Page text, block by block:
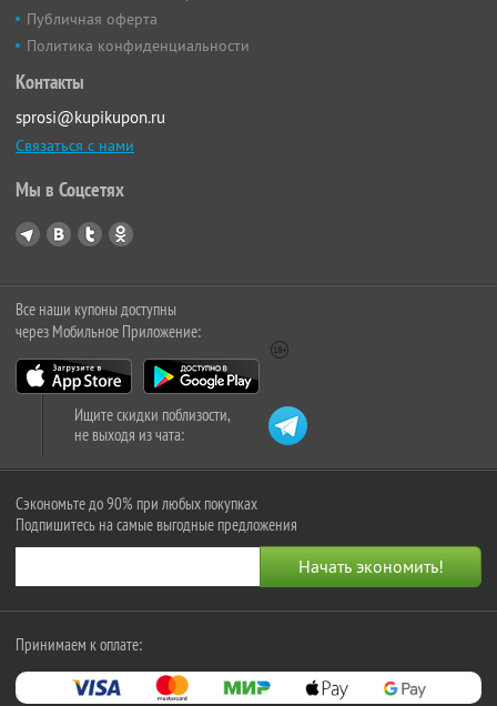
Публичная оферта
Политика конфиденциальности
Контакты
sprosi@kupikupon.ru
Связаться с нами
Мы в Соцсетях
Все наши купоны доступны
через Мобильное Приложение:
Ищите скидки поблизости,
не выходя из чата:
Сэкономьте до 90% при любых покупках
Подпишитесь на самые выгодные предложения
Принимаем к оплате: